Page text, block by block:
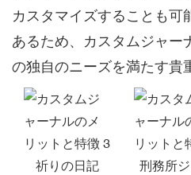
カスタマイズすることも可
あるため、カスタムジャー
の独自のニーズを満たす貴
祈りの日記
刑務所